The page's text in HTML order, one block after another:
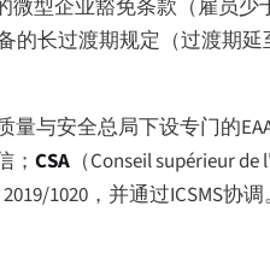
型企业豁免条款（雇员少
长过渡期规定（过渡期延
量与安全总局下设专门的
； CSA （Conseil supérieur de
1020，并通过ICSMS协调。